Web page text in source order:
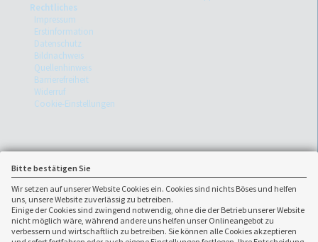
Bitte bestätigen Sie
Wir setzen auf unserer Website Cookies ein. Cookies sind nichts Böses und helfen
uns, unsere Website zuverlässig zu betreiben.
Einige der Cookies sind zwingend notwendig, ohne die der Betrieb unserer Website
nicht möglich wäre, während andere uns helfen unser Onlineangebot zu
verbessern und wirtschaftlich zu betreiben. Sie können alle Cookies akzeptieren
Rechtliches
Impressum
Erstinformation
Datenschutz
Bildnachweis
Quellenhinweis
Barrierefreiheit
Widerruf
Cookie-Einstellungen